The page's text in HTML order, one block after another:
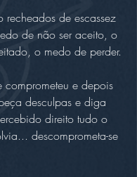
recheados de escassez
de não ser aceito, o
o medo de perder.
comprometeu e depois
desculpas e diga
direito tudo o
descomprometa-se